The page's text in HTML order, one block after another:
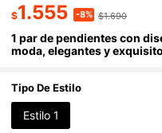
$1.555 -8% $1.690
1 par de pendientes con
moda, elegantes y
Tipo De Estilo
Estilo 1